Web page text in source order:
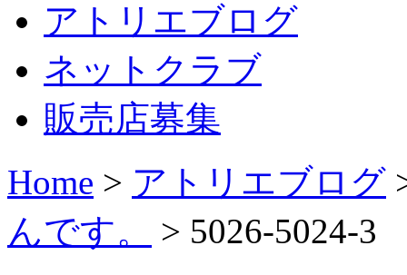
アトリエブログ
ネットクラブ
販売店募集
Home > アトリエブログ
んです。
> 5026-5024-3